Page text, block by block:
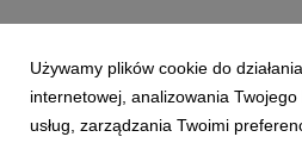
Używamy plików cookie do
internetowej, analizowania
usług, zarządzania Twoimi